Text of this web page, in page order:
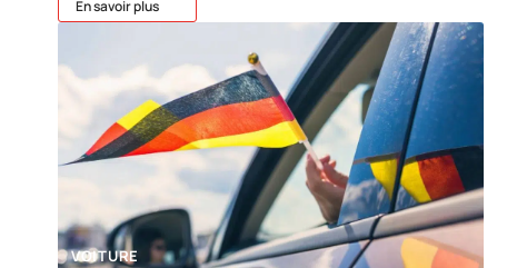
En savoir plus
VOITURE